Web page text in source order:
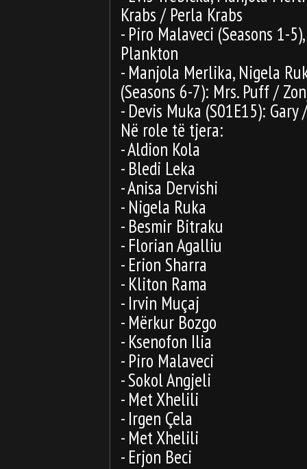
Krabs / Perla Krabs
- Piro Malaveci (Seasons 1-
Plankton
- Manjola Merlika, Nigela
(Seasons 6-7): Mrs. Puff /
- Devis Muka (S01E15): Gary
Në role të tjera:
- Aldion Kola
- Bledi Leka
- Anisa Dervishi
- Nigela Ruka
- Besmir Bitraku
- Florian Agalliu
- Erion Sharra
- Kliton Rama
- Irvin Muçaj
- Mërkur Bozgo
- Ksenofon Ilia
- Piro Malaveci
- Sokol Angjeli
- Met Xhelili
- Irgen Çela
- Met Xhelili
- Erjon Beci